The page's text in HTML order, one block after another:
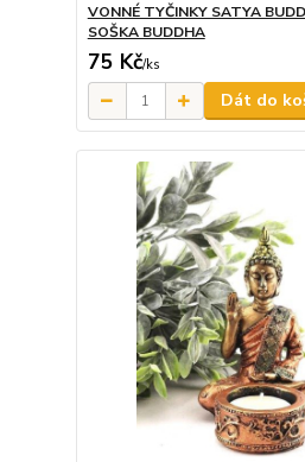
VONNÉ TYČINKY SATYA
SOŠKA BUDDHA
75 Kč/ks
Dát do